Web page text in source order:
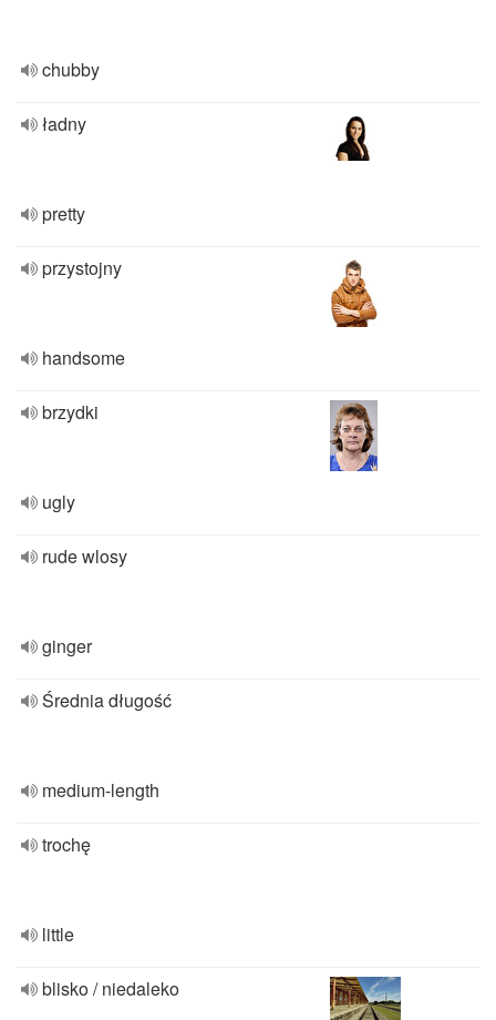
chubby
ładny
pretty
przystojny
handsome
brzydki
ugly
rude wlosy
ginger
Średnia długość
medium-length
trochę
little
blisko / niedaleko